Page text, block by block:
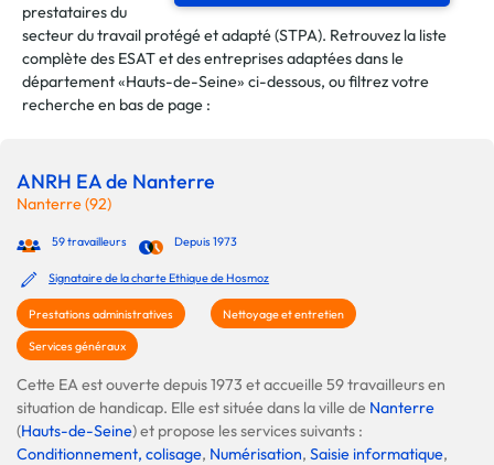
prestataires du
secteur du travail protégé et adapté (STPA). Retrouvez la liste
complète des ESAT et des entreprises adaptées dans le
département «Hauts-de-Seine» ci-dessous, ou filtrez votre
recherche en bas de page :
ANRH EA de Nanterre
Nanterre (92)
59 travailleurs Depuis 1973
Signataire de la charte Ethique de Hosmoz
Prestations administratives Nettoyage et entretien
Services généraux
Cette EA est ouverte depuis 1973 et accueille 59 travailleurs en
situation de handicap. Elle est située dans la ville de Nanterre
(Hauts-de-Seine) et propose les services suivants :
Conditionnement, colisage, Numérisation, Saisie informatique,